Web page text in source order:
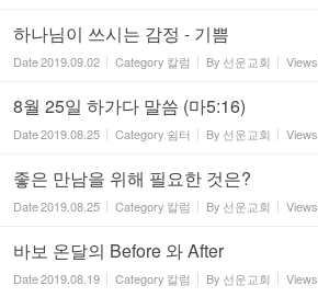
하나님이 쓰시는 감정 - 기쁨
Date2019.09.02 Category 칼럼 By 선운교회 Views
8월 25일 하가다 말씀 (마5:16)
Date2019.08.25 Category 쉼터 By 선운교회 Views
좋은 만남을 위해 필요한 것은?
Date2019.08.25 Category 칼럼 By 선운교회 Views
바보 온달의 Before 와 After
Date2019.08.19 Category 칼럼 By 선운교회 Views